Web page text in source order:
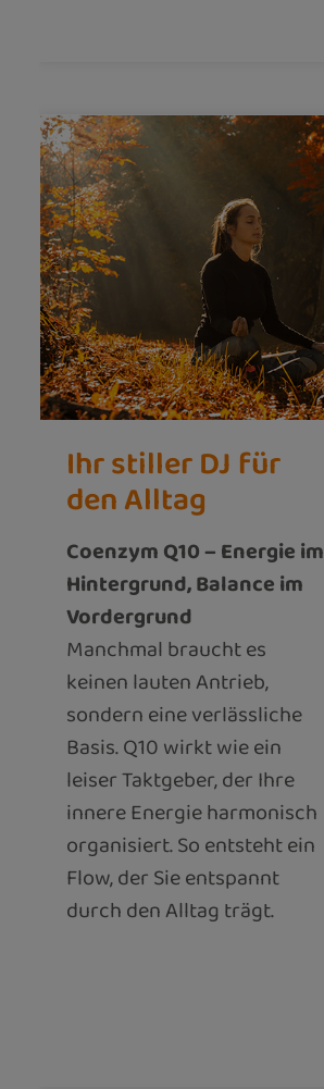
Ihr stiller DJ für
den Alltag
Coenzym Q10 – Energie im
Hintergrund, Balance im
Vordergrund
Manchmal braucht es
keinen lauten Antrieb,
sondern eine verlässliche
Basis. Q10 wirkt wie ein
leiser Taktgeber, der Ihre
innere Energie harmonisch
organisiert. So entsteht ein
Flow, der Sie entspannt
durch den Alltag trägt.